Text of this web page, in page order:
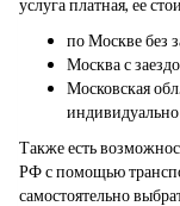
по Москве без
Москва с
Московская
Также есть
РФ с помощью
самостоятельно